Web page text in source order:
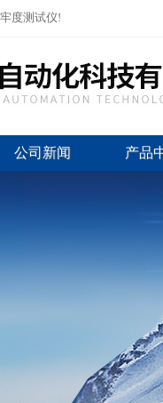
度测试仪!
公司新闻 产品